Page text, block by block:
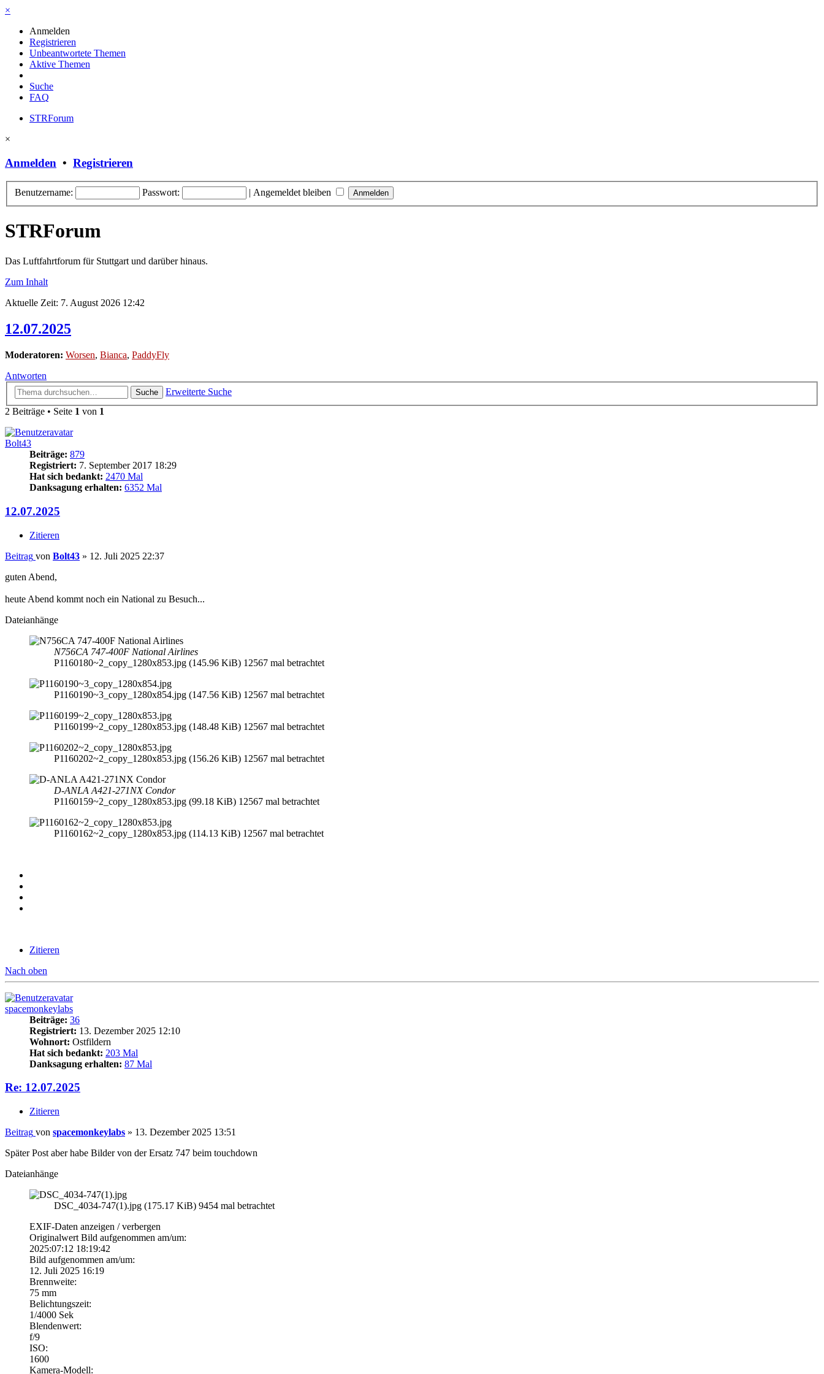
×
Anmelden
Registrieren
Unbeantwortete Themen
Aktive Themen
Suche
FAQ
STRForum
×
Anmelden • Registrieren
Benutzername: Passwort: | Angemeldet bleiben
STRForum
Das Luftfahrtforum für Stuttgart und darüber hinaus.
Zum Inhalt
Aktuelle Zeit: 7. August 2026 12:42
12.07.2025
Moderatoren: Worsen, Bianca, PaddyFly
Antworten
Suche
Erweiterte Suche
2 Beiträge • Seite 1 von 1
Bolt43
Beiträge: 879
Registriert: 7. September 2017 18:29
Hat sich bedankt: 2470 Mal
Danksagung erhalten: 6352 Mal
12.07.2025
Zitieren
Beitrag von Bolt43 » 12. Juli 2025 22:37
guten Abend,
heute Abend kommt noch ein National zu Besuch...
Dateianhänge
N756CA 747-400F National Airlines
P1160180~2_copy_1280x853.jpg (145.96 KiB) 12567 mal betrachtet
P1160190~3_copy_1280x854.jpg (147.56 KiB) 12567 mal betrachtet
P1160199~2_copy_1280x853.jpg (148.48 KiB) 12567 mal betrachtet
P1160202~2_copy_1280x853.jpg (156.26 KiB) 12567 mal betrachtet
D-ANLA A421-271NX Condor
P1160159~2_copy_1280x853.jpg (99.18 KiB) 12567 mal betrachtet
P1160162~2_copy_1280x853.jpg (114.13 KiB) 12567 mal betrachtet
Zitieren
Nach oben
spacemonkeylabs
Beiträge: 36
Registriert: 13. Dezember 2025 12:10
Wohnort: Ostfildern
Hat sich bedankt: 203 Mal
Danksagung erhalten: 87 Mal
Re: 12.07.2025
Zitieren
Beitrag von spacemonkeylabs » 13. Dezember 2025 13:51
Später Post aber habe Bilder von der Ersatz 747 beim touchdown
Dateianhänge
DSC_4034-747(1).jpg (175.17 KiB) 9454 mal betrachtet
EXIF-Daten anzeigen / verbergen
Originalwert Bild aufgenommen am/um:
2025:07:12 18:19:42
Bild aufgenommen am/um:
12. Juli 2025 16:19
Brennweite:
75 mm
Belichtungszeit:
1/4000 Sek
Blendenwert:
f/9
ISO:
1600
Kamera-Modell: